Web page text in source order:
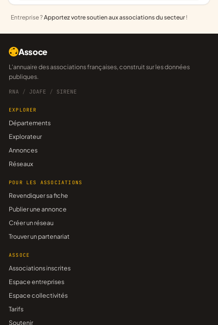
Entreprise ?Apportez votre soutien aux associations du secteur !
Assoce
L'annuaire des associations françaises, construit sur les données
publiques.
RNA / JOAFE / SIRENE
EXPLORER
Départements
Explorateur
Annonces
Réseaux
POUR LES ASSOCIATIONS
Revendiquer sa fiche
Publier une annonce
Créer un réseau
Trouver un partenariat
ASSOCE
Associations inscrites
Espace entreprises
Espace collectivités
Tarifs
Soutenir